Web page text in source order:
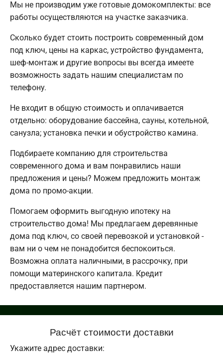
Мы не производим уже готовые домокомплекты: все
работы осуществляются на участке заказчика.
Сколько будет стоить построить современный дом
под ключ, цены на каркас, устройство фундамента,
шеф-монтаж и другие вопросы вы всегда имеете
возможность задать нашим специалистам по
телефону.
Не входит в общую стоимость и оплачивается
отдельно: оборудование бассейна, сауны, котельной,
санузла; установка печки и обустройство камина.
Подбираете компанию для строительства
современного дома и вам понравились наши
предложения и цены? Можем предложить монтаж
дома по промо-акции.
Помогаем оформить выгодную ипотеку на
строительство дома! Мы предлагаем деревянные
дома под ключ, со своей перевозкой и установкой -
вам ни о чем не понадобится беспокоиться.
Возможна оплата наличными, в рассрочку, при
помощи материнского капитала. Кредит
предоставляется нашим партнером.
Расчёт стоимости доставки
Укажите адрес доставки: